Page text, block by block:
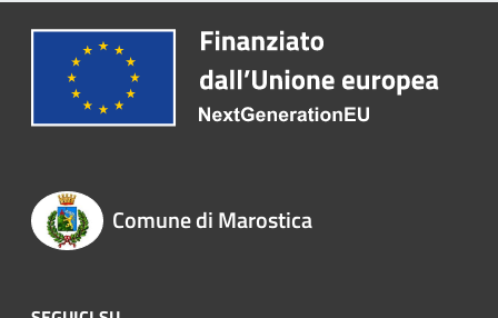
Comune di Marostica